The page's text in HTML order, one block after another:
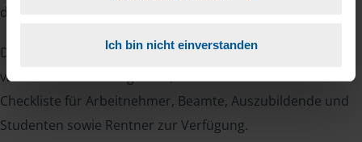
Ich bin nicht einverstanden
die Bescheinigung über das Kindergeld.
Damit Sie sich gut vorbereiten können und keinen der
vielen Nachweise vergessen, stellen wir Ihnen hier eine
Checkliste für Arbeitnehmer, Beamte, Auszubildende und
Studenten sowie Rentner zur Verfügung.